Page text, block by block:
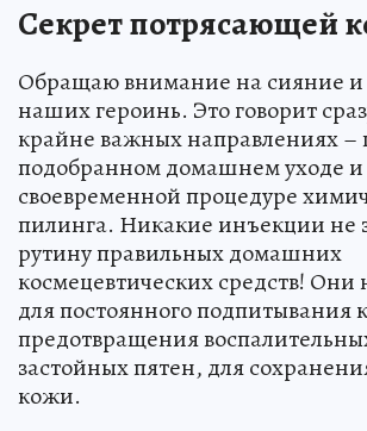
Секрет потрясающей
Обращаю внимание на сияние и
наших героинь. Это говорит
крайне важных направлениях –
подобранном домашнем уходе и
своевременной процедуре
пилинга. Никакие инъекции не
рутину правильных домашних
космецевтических средств!
для постоянного подпитывания
предотвращения
застойных пятен, для
кожи.